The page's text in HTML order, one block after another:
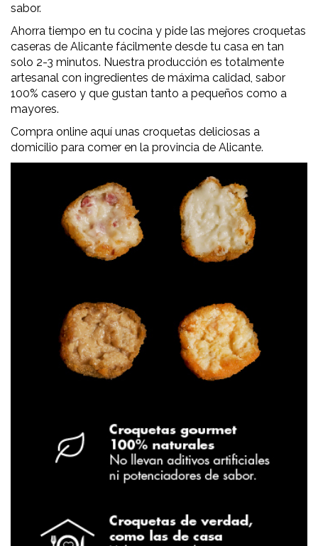
sabor.
Ahorra tiempo en tu cocina y pide las mejores croquetas
caseras de Alicante fácilmente desde tu casa en tan
solo 2-3 minutos. Nuestra producción es totalmente
artesanal con ingredientes de máxima calidad, sabor
100% casero y que gustan tanto a pequeños como a
mayores.
Compra online aquí unas croquetas deliciosas a
domicilio para comer en la provincia de Alicante.